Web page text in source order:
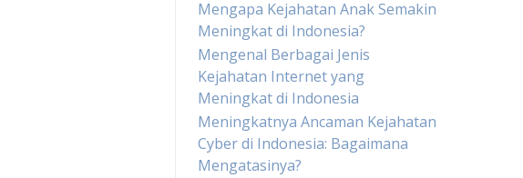
Mengapa Kejahatan Anak Semakin
Meningkat di Indonesia?
Mengenal Berbagai Jenis
Kejahatan Internet yang
Meningkat di Indonesia
Meningkatnya Ancaman Kejahatan
Cyber di Indonesia: Bagaimana
Mengatasinya?